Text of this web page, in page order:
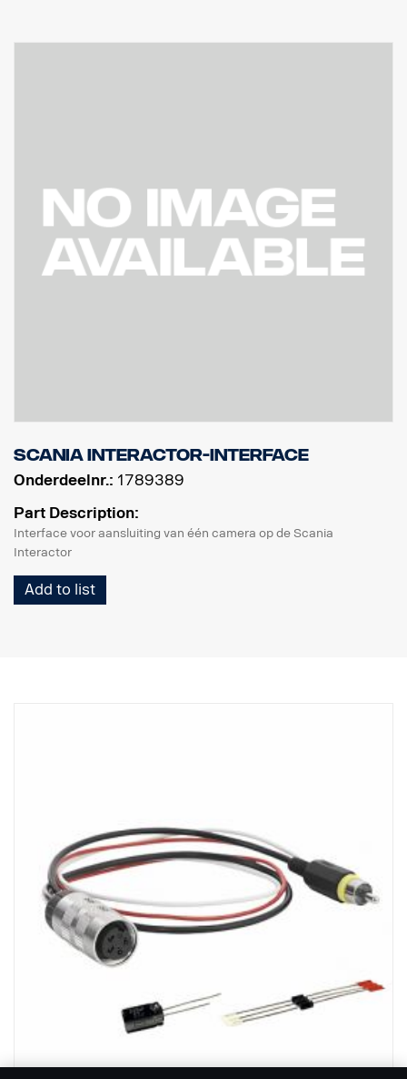
Scania Interactor-interface
Onderdeelnr.: 1789389
Part Description:
Interface voor aansluiting van één camera op de Scania
Interactor
Add to list